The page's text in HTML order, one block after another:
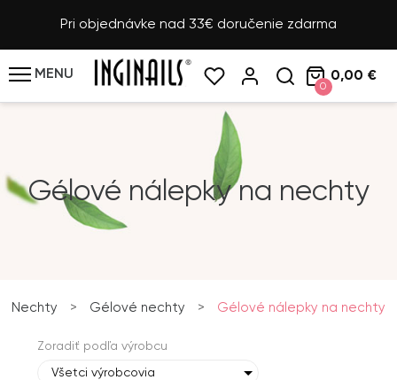
Pri objednávke nad 33€ doručenie zdarma
MENU
0
0,00 €
Gélové nálepky na nechty
Nechty > Gélové nechty > Gélové nálepky na nechty
Zoradiť podľa výrobcu
Všetci výrobcovia